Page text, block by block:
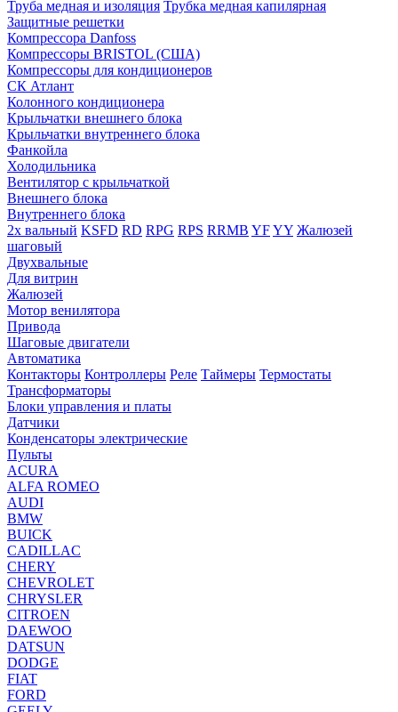
Труба медная и изоляция Трубка медная капилярная
Защитные решетки
Компрессора Danfoss
Компрессоры BRISTOL (США)
Компрессоры для кондиционеров
СК Атлант
Колонного кондиционера
Крыльчатки внешнего блока
Крыльчатки внутреннего блока
Фанкойла
Холодильника
Вентилятор с крыльчаткой
Внешнего блока
Внутреннего блока
2х вальный KSFD RD RPG RPS RRMB YFYY Жалюзей
шаговый
Двухвальные
Для витрин
Жалюзей
Мотор венилятора
Привода
Шаговые двигатели
Автоматика
Контакторы Контроллеры Реле Таймеры Термостаты
Трансформаторы
Блоки управления и платы
Датчики
Конденсаторы электрические
Пульты
ACURA
ALFA ROMEO
AUDI
BMW
BUICK
CADILLAC
CHERY
CHEVROLET
CHRYSLER
CITROEN
DAEWOO
DATSUN
DODGE
FIAT
FORD